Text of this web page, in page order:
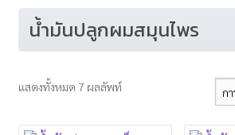
แจ้งการโอนเงิน
เกี่ยวกับแบล็คผมทอง
น้ำมันปลูกผมสมุนไพร
แสดงทั้งหมด 7 ผลลัพท์